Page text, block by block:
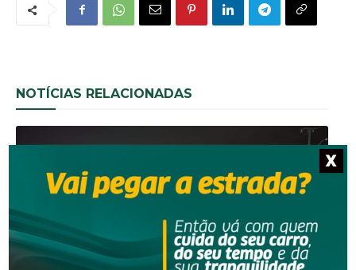
NOTÍCIAS RELACIONADAS
X